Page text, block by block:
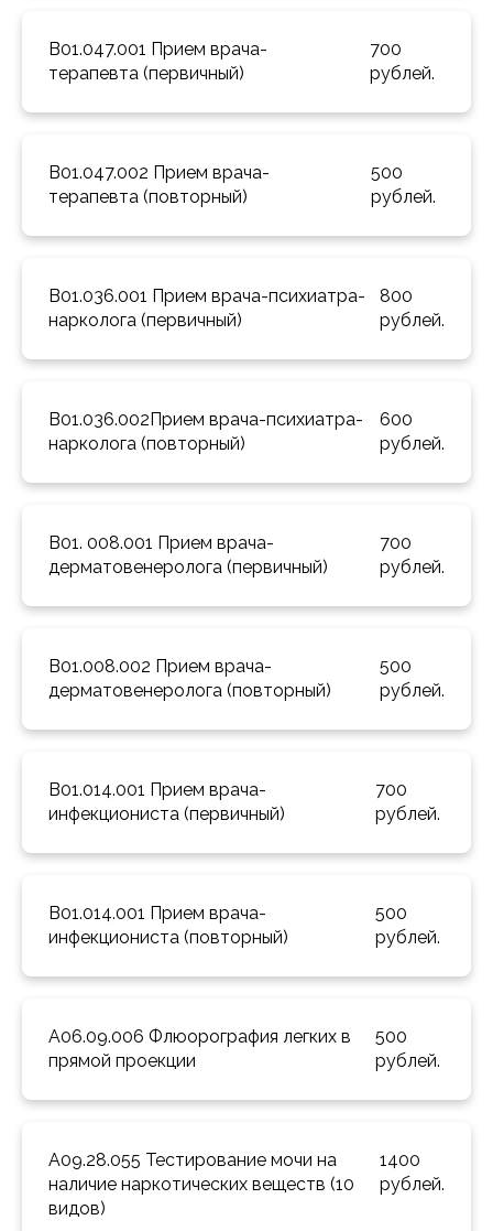
B01.047.001 Прием врача-
терапевта (первичный)
700
рублей.
B01.047.002 Прием врача-
терапевта (повторный)
500
рублей.
B01.036.001 Прием врача-психиатра-
нарколога (первичный)
800
рублей.
B01.036.002Прием врача-психиатра-
нарколога (повторный)
600
рублей.
B01. 008.001 Прием врача-
дерматовенеролога (первичный)
700
рублей.
B01.008.002 Прием врача-
дерматовенеролога (повторный)
500
рублей.
B01.014.001 Прием врача-
инфекциониста (первичный)
700
рублей.
B01.014.001 Прием врача-
инфекциониста (повторный)
500
рублей.
A06.09.006 Флюорография легких в
прямой проекции
500
рублей.
A09.28.055 Тестирование мочи на
наличие наркотических веществ (10
видов)
1400
рублей.